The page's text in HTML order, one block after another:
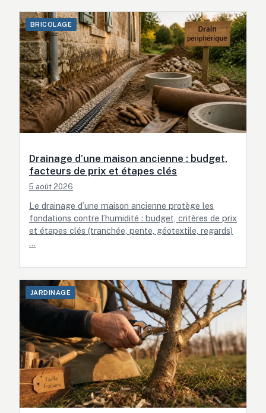
BRICOLAGE
Drainage d’une maison ancienne : budget,
facteurs de prix et étapes clés
5 août 2026
Le drainage d’une maison ancienne protège les
fondations contre l’humidité : budget, critères de prix
et étapes clés (tranchée, pente, géotextile, regards)
…
JARDINAGE